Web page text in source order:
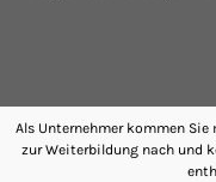
Als Unternehmer kommen
zur Weiterbildung nach und